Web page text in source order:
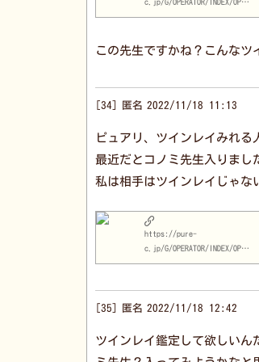
この先生ですかね？こんなツ
34 匿名 2022/11/18 11:13
ピュアリ、ツインレイみれる
最近だとコノミ先生入りまし
私は相手はツインレイじゃな
https://pure-
c.jp/G/OPERATOR/INDEX/OPID/1055/
35 匿名 2022/11/18 12:42
ツインレイ鑑定して欲しいん